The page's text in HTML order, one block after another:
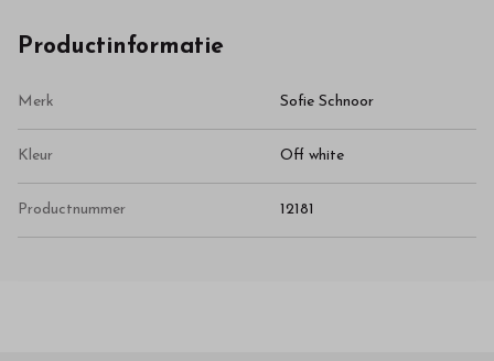
Productinformatie
Merk Sofie Schnoor
Kleur Off white
Productnummer 12181